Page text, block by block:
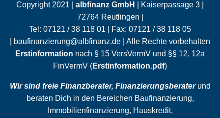
Copyright 2021 | albfinanz GmbH
| Kaiserpassage 3 |
72764 Reutlingen |
Tel: 07121 / 38 118 01 | Fax: 07121 / 38 118 05
baufinanzierung@albfinanz.de | Alle Rechte vorbehalten
Erstinformation nach § 15 VersVermV und §§ 12, 12a
FinVermV (Erstinformation.pdf)
Wir sind freie Finanzberater, Finanzierungsberaterund
beraten Dich in den Bereichen Baufinanzierung,
Immobilienfinanzierung, Hauskredit,